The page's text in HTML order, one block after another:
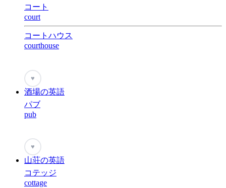
コート
court
コートハウス
courthouse
♥
酒場の英語
パブ
pub
♥
山荘の英語
コテッジ
cottage